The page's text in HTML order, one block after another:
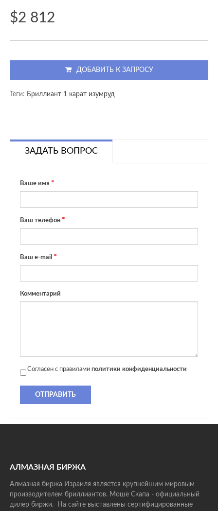
$2 812
ДОБАВИТЬ К ЗАПРОСУ
Теги: Бриллиант 1 карат изумруд
ЗАДАТЬ ВОПРОС
Ваше имя
Ваш телефон
Ваш e-mail
Комментарий
Согласен с правилами политики конфиденциальности
ОТПРАВИТЬ
АЛМАЗНАЯ БИРЖА
Алмазная биржа Израиля является крупнейшим мировым
производителем бриллиантов. Моше Скапа - официальный
дилер биржи. На сайте выставлены сертифицированные